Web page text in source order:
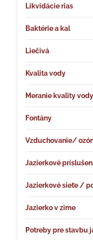
Likvidácie rias
Baktérie a kal
Liečivá
Kvalita vody
Meranie kvality vody
Fontány
Vzduchovanie/
Jazierkové
Jazierkové sieťe /
Jazierko v zime
Potreby pre stavbu